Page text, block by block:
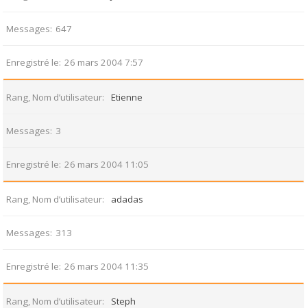
Messages 647
Enregistré le 26 mars 2004 7:57
Rang, Nom d’utilisateur Etienne
Messages 3
Enregistré le 26 mars 2004 11:05
Rang, Nom d’utilisateur adadas
Messages 313
Enregistré le 26 mars 2004 11:35
Rang, Nom d’utilisateur Steph